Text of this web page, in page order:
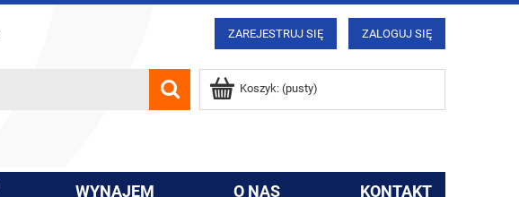
ZAREJESTRUJ SIĘ ZALOGUJ SIĘ
Koszyk: (pusty)
WYNAJEM O NAS KONTAKT